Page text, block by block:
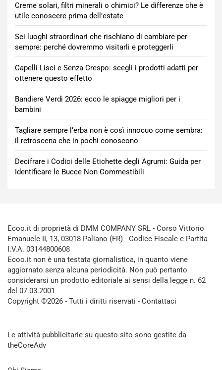
Creme solari, filtri minerali o chimici? Le differenze che è
utile conoscere prima dell’estate
Sei luoghi straordinari che rischiano di cambiare per
sempre: perché dovremmo visitarli e proteggerli
Capelli Lisci e Senza Crespo: scegli i prodotti adatti per
ottenere questo effetto
Bandiere Verdi 2026: ecco le spiagge migliori per i
bambini
Tagliare sempre l’erba non è così innocuo come sembra:
il retroscena che in pochi conoscono
Decifrare i Codici delle Etichette degli Agrumi: Guida per
Identificare le Bucce Non Commestibili
Ecoo.it di proprietà di DMM COMPANY SRL - Corso Vittorio
Emanuele II, 13, 03018 Paliano (FR) - Codice Fiscale e Partita
I.V.A. 03144800608
Ecoo.it non è una testata giornalistica, in quanto viene
aggiornato senza alcuna periodicità. Non può pertanto
considerarsi un prodotto editoriale ai sensi della legge n. 62
del 07.03.2001
Copyright ©2026 - Tutti i diritti riservati - Contattaci
Le attività pubblicitarie su questo sito sono gestite da
theCoreAdv